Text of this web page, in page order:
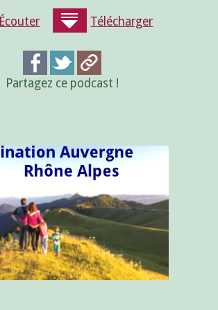
Écouter Télécharger
Partagez ce podcast !